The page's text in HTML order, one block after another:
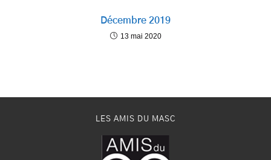
Décembre 2019
13 mai 2020
LES AMIS DU MASC